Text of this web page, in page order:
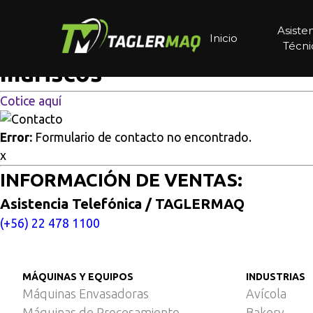
Inicio
Línea automática de
mariscos
Cotice aquí
Error: Formulario de contacto no encontrado.
x
INFORMACIÓN DE VENTAS:
Asistencia Telefónica / TAGLERMAQ
(+56) 22 478 1100
MÁQUINAS Y EQUIPOS
Máquinas Envasadoras
INDUSTRIAS
Avícola